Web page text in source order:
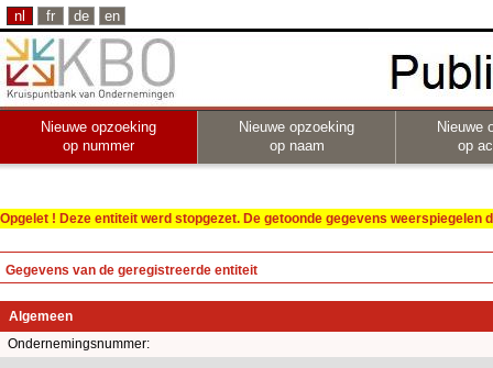
nl fr de en
Nieuwe opzoeking
op nummer
Nieuwe opzoeking
op naam
Nieuwe
op
Opgelet ! Deze entiteit werd stopgezet. De getoonde gegevens
Gegevens van de geregistreerde entiteit
Algemeen
Ondernemingsnummer: